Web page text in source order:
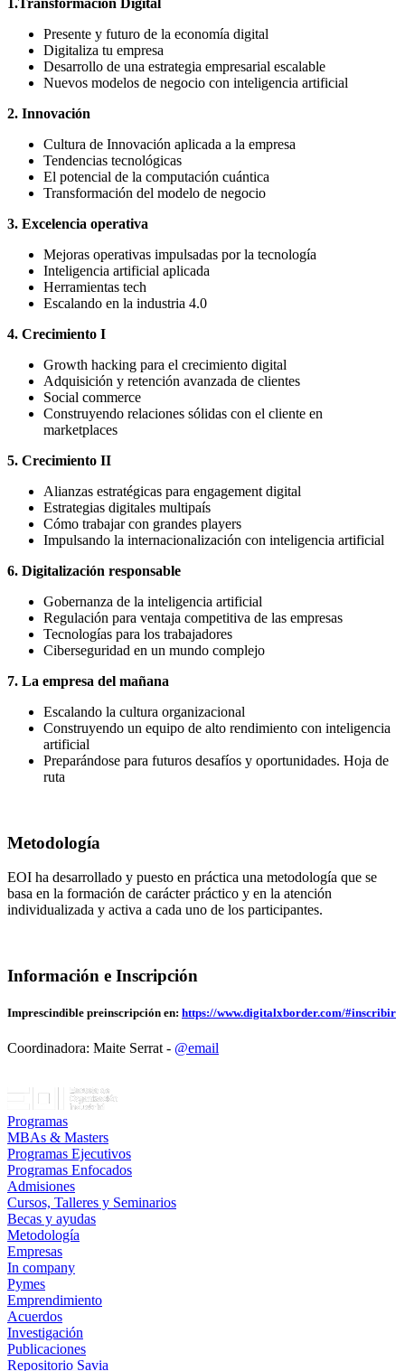
Presente y futuro de la economía digital
Digitaliza tu empresa
Desarrollo de una estrategia empresarial escalable
Nuevos modelos de negocio con inteligencia artificial
2. Innovación
Cultura de Innovación aplicada a la empresa
Tendencias tecnológicas
El potencial de la computación cuántica
Transformación del modelo de negocio
3. Excelencia operativa
Mejoras operativas impulsadas por la tecnología
Inteligencia artificial aplicada
Herramientas tech
Escalando en la industria 4.0
4. Crecimiento I
Growth hacking para el crecimiento digital
Adquisición y retención avanzada de clientes
Social commerce
Construyendo relaciones sólidas con el cliente en
marketplaces
5. Crecimiento II
Alianzas estratégicas para engagement digital
Estrategias digitales multipaís
Cómo trabajar con grandes players
Impulsando la internacionalización con inteligencia artificial
6. Digitalización responsable
Gobernanza de la inteligencia artificial
Regulación para ventaja competitiva de las empresas
Tecnologías para los trabajadores
Ciberseguridad en un mundo complejo
7. La empresa del mañana
Escalando la cultura organizacional
Construyendo un equipo de alto rendimiento con inteligencia
artificial
Preparándose para futuros desafíos y oportunidades. Hoja de
ruta
Metodología
EOI ha desarrollado y puesto en práctica una metodología que se
basa en la formación de carácter práctico y en la atención
individualizada y activa a cada uno de los participantes.
Información e Inscripción
Imprescindible preinscripción en: https://www.digitalxborder.com/#inscribir
Coordinadora: Maite Serrat - @email
Programas
MBAs & Masters
Programas Ejecutivos
Programas Enfocados
Admisiones
Cursos, Talleres y Seminarios
Becas y ayudas
Metodología
Empresas
In company
Pymes
Emprendimiento
Acuerdos
Investigación
Publicaciones
Repositorio Savia